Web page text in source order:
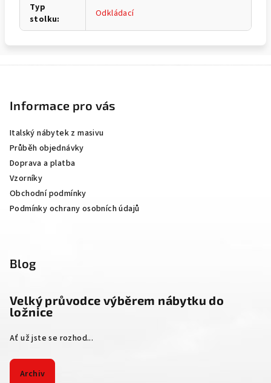
Typ
stolku: Odkládací
Informace pro vás
Italský nábytek z masivu
Průběh objednávky
Doprava a platba
Vzorníky
Obchodní podmínky
Podmínky ochrany osobních údajů
Blog
Velký průvodce výběrem nábytku do
ložnice
Ať už jste se rozhod...
Archiv